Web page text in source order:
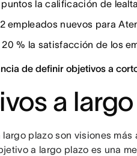
la calificación de
empleados nuevos para
% la satisfacción de los
de definir objetivos a
a
plazo son visiones
a largo plazo es una